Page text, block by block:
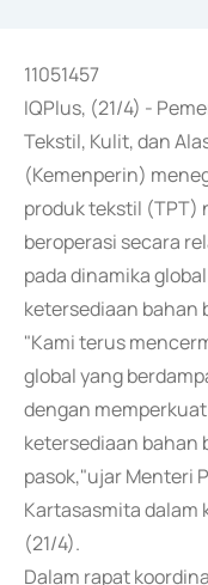
11051457
IQPlus, (21/4) -
Tekstil, Kulit, dan
(Kemenperin)
produk tekstil (TPT)
beroperasi secara
pada dinamika
ketersediaan bahan
"Kami terus
global yang
dengan
ketersediaan bahan
pasok,"ujar Menteri
Kartasasmita dalam
(21/4).
Dalam rapat